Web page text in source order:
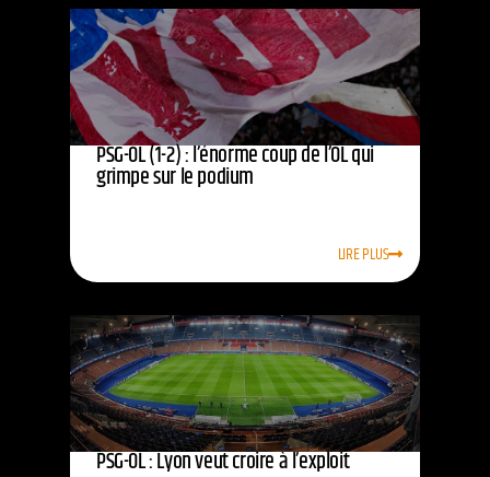
PSG-OL (1-2) : l’énorme coup de l’OL qui
grimpe sur le podium
LIRE PLUS
PSG-OL : Lyon veut croire à l’exploit